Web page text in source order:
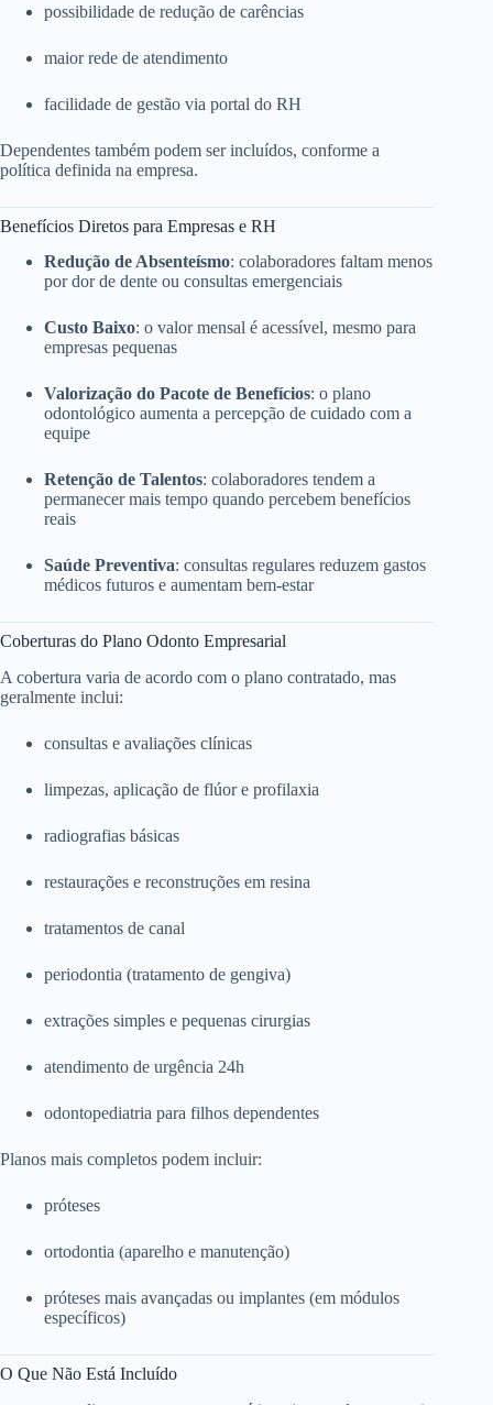
possibilidade de redução de carências
maior rede de atendimento
facilidade de gestão via portal do RH
Dependentes também podem ser incluídos, conforme a
política definida na empresa.
Benefícios Diretos para Empresas e RH
Redução de Absenteísmo: colaboradores faltam menos
por dor de dente ou consultas emergenciais
Custo Baixo: o valor mensal é acessível, mesmo para
empresas pequenas
Valorização do Pacote de Benefícios: o plano
odontológico aumenta a percepção de cuidado com a
equipe
Retenção de Talentos: colaboradores tendem a
permanecer mais tempo quando percebem benefícios
reais
Saúde Preventiva: consultas regulares reduzem gastos
médicos futuros e aumentam bem-estar
Coberturas do Plano Odonto Empresarial
A cobertura varia de acordo com o plano contratado, mas
geralmente inclui:
consultas e avaliações clínicas
limpezas, aplicação de flúor e profilaxia
radiografias básicas
restaurações e reconstruções em resina
tratamentos de canal
periodontia (tratamento de gengiva)
extrações simples e pequenas cirurgias
atendimento de urgência 24h
odontopediatria para filhos dependentes
Planos mais completos podem incluir:
próteses
ortodontia (aparelho e manutenção)
próteses mais avançadas ou implantes (em módulos
específicos)
O Que Não Está Incluído